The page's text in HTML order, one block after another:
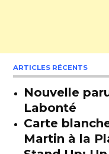
ARTICLES RÉCENTS
Nouvelle
Labonté
Carte
Martin à la